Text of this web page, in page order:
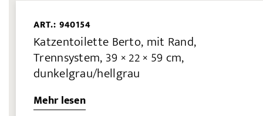
ART.: 940154
Katzentoilette Berto, mit Rand,
Trennsystem, 39 × 22 × 59 cm,
dunkelgrau/hellgrau
Mehr lesen